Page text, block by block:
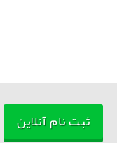
ثبت نام آنلاین